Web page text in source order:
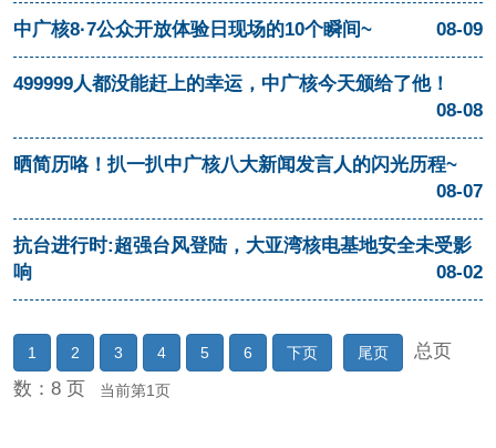
中广核8·7公众开放体验日现场的10个瞬间~ 08-09
499999人都没能赶上的幸运，中广核今天颁给了他！
08-08
晒简历咯！扒一扒中广核八大新闻发言人的闪光历程~
08-07
抗台进行时:超强台风登陆，大亚湾核电基地安全未受影
响
08-02
1 2 3 4 5 6 下页 尾页
总页
数：8 页
当前第1页